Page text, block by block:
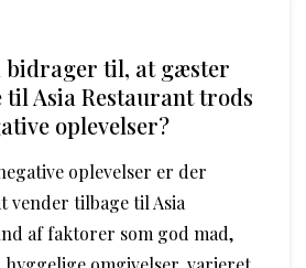
bidrager til, at gæster
Asia Restaurant trods
oplevelser?
oplevelser er der
vender tilbage til Asia
af faktorer som god mad,